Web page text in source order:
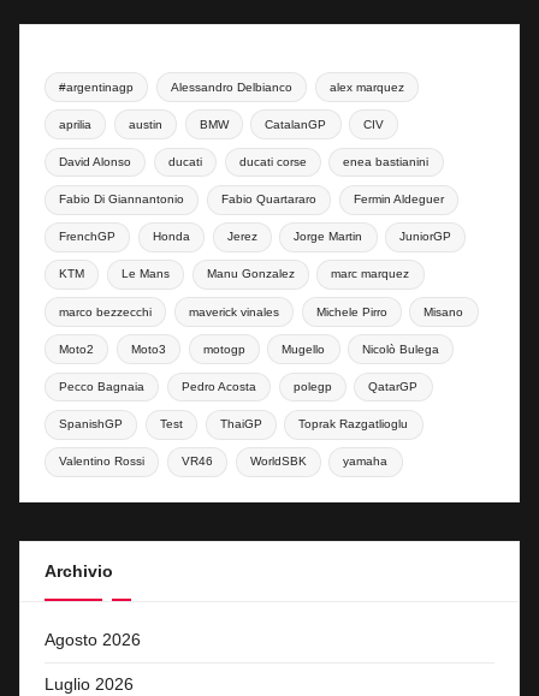
#argentinagp Alessandro Delbianco alex marquez
aprilia austin BMW CatalanGP CIV
David Alonso ducati ducati corse enea bastianini
Fabio Di Giannantonio Fabio Quartararo Fermin Aldeguer
FrenchGP Honda Jerez Jorge Martin JuniorGP
KTM Le Mans Manu Gonzalez marc marquez
marco bezzecchi maverick vinales Michele Pirro Misano
Moto2 Moto3 motogp Mugello Nicolò Bulega
Pecco Bagnaia Pedro Acosta polegp QatarGP
SpanishGP Test ThaiGP Toprak Razgatlioglu
Valentino Rossi VR46 WorldSBK yamaha
Archivio
Agosto 2026
Luglio 2026